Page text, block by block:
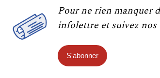
Pour ne rien manquer
infolettre et suivez nos
S'abonner